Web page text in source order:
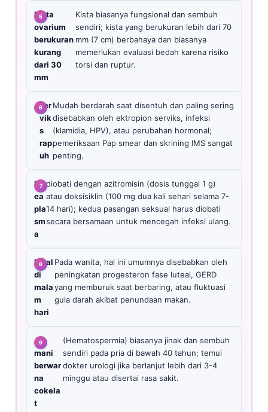
Kista
ovarium
berukuran
kurang
dari 30
mm
Kista biasanya fungsional dan sembuh
sendiri; kista yang berukuran lebih dari 70
mm (7 cm) berbahaya dan biasanya
memerlukan evaluasi bedah karena risiko
torsi dan ruptur.
Aser
vik
s
rap
uh
Mudah berdarah saat disentuh dan paling sering
disebabkan oleh ektropion serviks, infeksi
(klamidia, HPV), atau perubahan hormonal;
pemeriksaan Pap smear dan skrining IMS sangat
penting.
Ur
ea
pla
sm
a
diobati dengan azitromisin (dosis tunggal 1 g)
atau doksisiklin (100 mg dua kali sehari selama 7-
14 hari); kedua pasangan seksual harus diobati
secara bersamaan untuk mencegah infeksi ulang.
Mual
di
mala
m
hari
Pada wanita, hal ini umumnya disebabkan oleh
peningkatan progesteron fase luteal, GERD
yang memburuk saat berbaring, atau fluktuasi
gula darah akibat penundaan makan.
Air
mani
berwar
na
cokela
t
(Hematospermia) biasanya jinak dan sembuh
sendiri pada pria di bawah 40 tahun; temui
dokter urologi jika berlanjut lebih dari 3-4
minggu atau disertai rasa sakit.